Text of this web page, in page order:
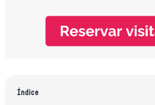
Índice